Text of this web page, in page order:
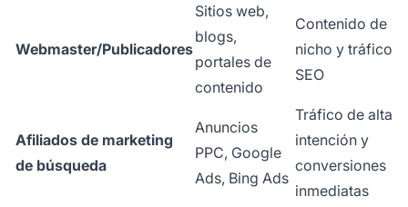
Webmaster/Publicadores
Sitios web,
blogs,
portales de
contenido
Contenido de
nicho y tráfico
SEO
Afiliados de marketing
de búsqueda
Anuncios
PPC, Google
Ads, Bing Ads
Tráfico de alta
intención y
conversiones
inmediatas